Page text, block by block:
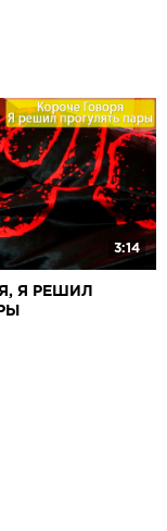
3:14
Я РЕШИЛ